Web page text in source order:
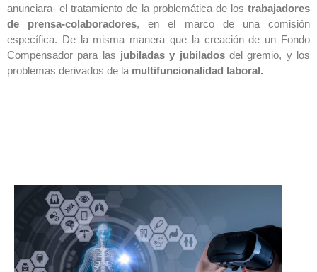
anunciara- el tratamiento de la problemática de los trabajadores
de prensa-colaboradores, en el marco de una comisión
específica. De la misma manera que la creación de un Fondo
Compensador para las jubiladas y jubiladosdel gremio, y los
problemas derivados de la multifuncionalidad laboral.